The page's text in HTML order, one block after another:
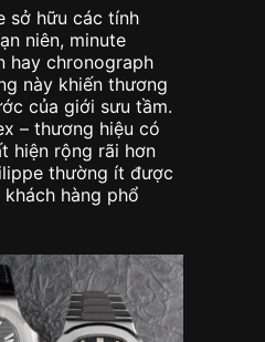
sở hữu các tính
niên, minute
hay chronograph
này khiến thương
của giới sưu tầm.
– thương hiệu có
hiện rộng rãi hơn
thường ít được
hàng phổ